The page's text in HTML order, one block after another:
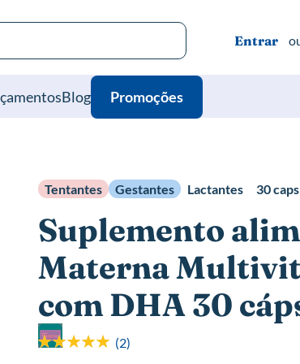
Entrar
Promoções
Blog
Suplemento
Materna
com DHA 30
Tentantes Gestantes Lactantes 30 caps
Classificação: (2)